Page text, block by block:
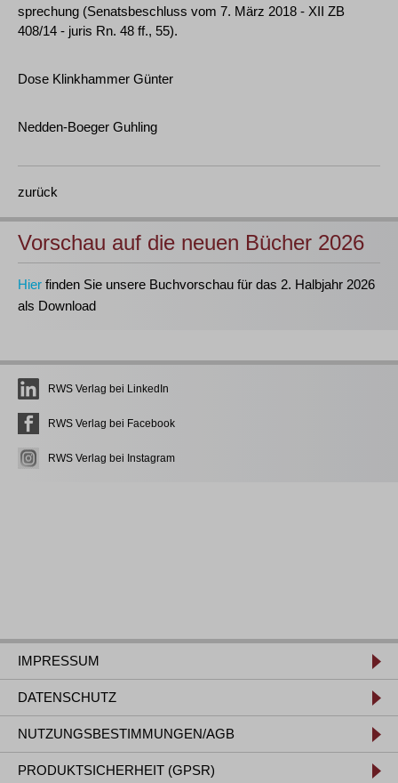
sprechung (Senatsbeschluss vom 7. März 2018 - XII ZB
408/14 - juris Rn. 48 ff., 55).
Dose Klinkhammer Günter
Nedden-Boeger Guhling
zurück
Vorschau auf die neuen Bücher 2026
Hier finden Sie unsere Buchvorschau für das 2. Halbjahr 2026
als Download
RWS Verlag bei LinkedIn
RWS Verlag bei Facebook
RWS Verlag bei Instagram
IMPRESSUM
DATENSCHUTZ
NUTZUNGSBESTIMMUNGEN/AGB
PRODUKTSICHERHEIT (GPSR)